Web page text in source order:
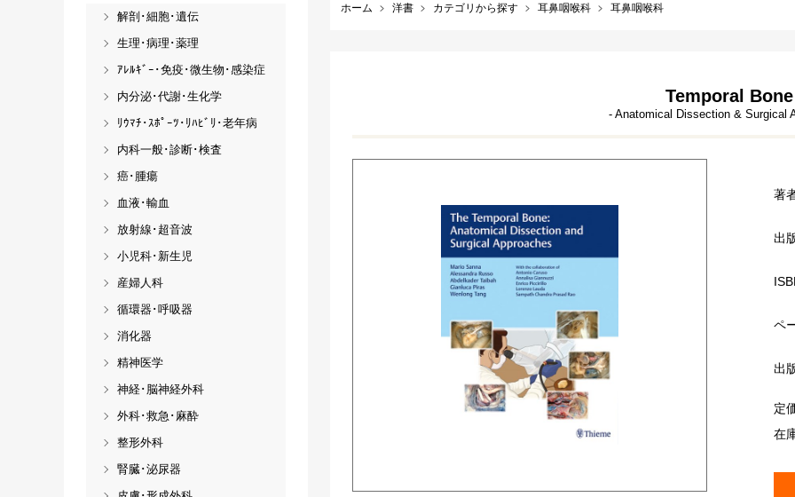
ホーム
洋書 カテゴリから探す 耳鼻咽喉科 耳鼻咽喉科
Temporal Bone
- Anatomical Dissection & Surgical
著
出
ペ
出
在
定
解剖･細胞･遺伝
生理･病理･薬理
ｱﾚﾙｷﾞｰ･免疫･微生物･感染症
内分泌･代謝･生化学
ﾘｳﾏﾁ･ｽﾎﾟｰﾂ･ﾘﾊﾋﾞﾘ･老年病
内科一般･診断･検査
癌･腫瘍
血液･輸血
放射線･超音波
小児科･新生児
産婦人科
循環器･呼吸器
消化器
精神医学
神経･脳神経外科
外科･救急･麻酔
整形外科
腎臓･泌尿器